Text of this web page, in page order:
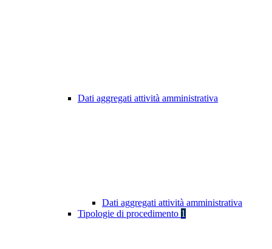
Dati aggregati attività amministrativa
Dati aggregati attività amministrativa
Tipologie di procedimento 1